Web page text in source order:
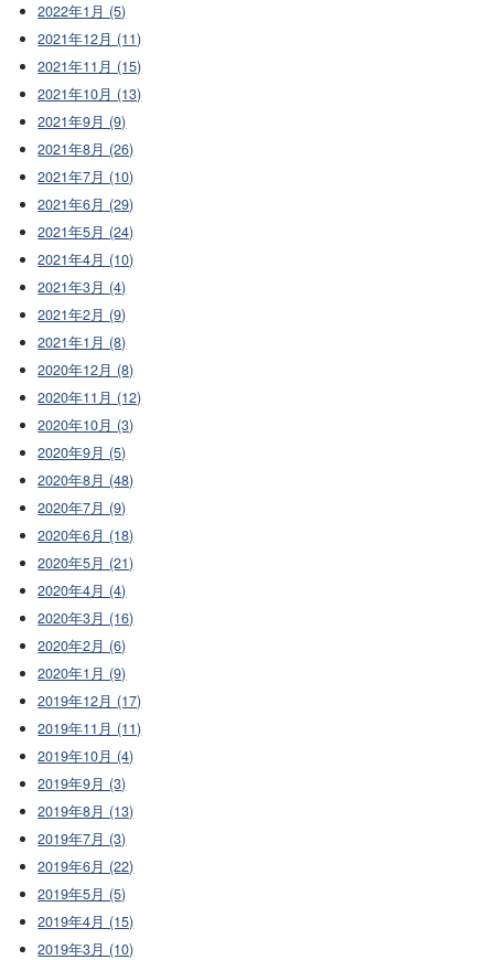
2022年1月 (5)
2021年12月 (11)
2021年11月 (15)
2021年10月 (13)
2021年9月 (9)
2021年8月 (26)
2021年7月 (10)
2021年6月 (29)
2021年5月 (24)
2021年4月 (10)
2021年3月 (4)
2021年2月 (9)
2021年1月 (8)
2020年12月 (8)
2020年11月 (12)
2020年10月 (3)
2020年9月 (5)
2020年8月 (48)
2020年7月 (9)
2020年6月 (18)
2020年5月 (21)
2020年4月 (4)
2020年3月 (16)
2020年2月 (6)
2020年1月 (9)
2019年12月 (17)
2019年11月 (11)
2019年10月 (4)
2019年9月 (3)
2019年8月 (13)
2019年7月 (3)
2019年6月 (22)
2019年5月 (5)
2019年4月 (15)
2019年3月 (10)